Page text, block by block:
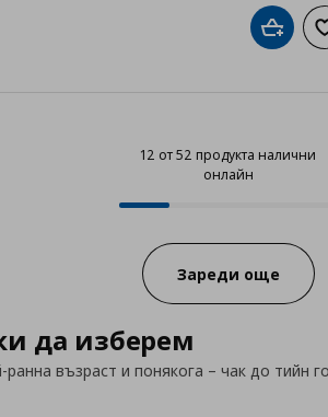
Добави
12 от 52 продукта налични
онлайн
Progress:
Зареди още
да изберем
възраст и понякога – чак до тийн